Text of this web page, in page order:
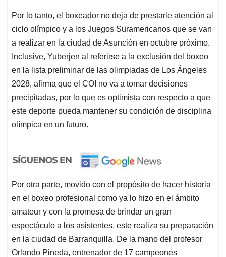
Por lo tanto, el boxeador no deja de prestarle atención al
ciclo olímpico y a los Juegos Suramericanos que se van
a realizar en la ciudad de Asunción en octubre próximo.
Inclusive, Yuberjen al referirse a la exclusión del boxeo
en la lista preliminar de las olimpiadas de Los Ángeles
2028, afirma que el COI no va a tomar decisiones
precipitadas, por lo que es optimista con respecto a que
este deporte pueda mantener su condición de disciplina
olímpica en un futuro.
Por otra parte, movido con el propósito de hacer historia
en el boxeo profesional como ya lo hizo en el ámbito
amateur y con la promesa de brindar un gran
espectáculo a los asistentes, este realiza su preparación
en la ciudad de Barranquilla. De la mano del profesor
Orlando Pineda, entrenador de 17 campeones